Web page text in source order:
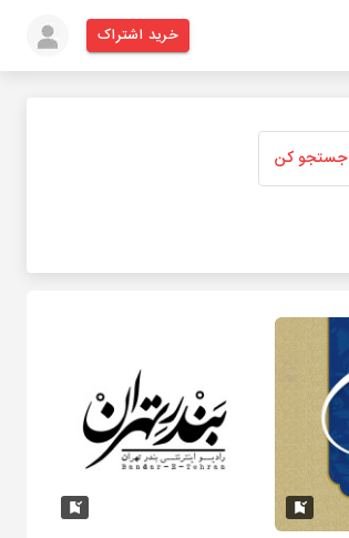
خرید اشتراک
جستجو کن